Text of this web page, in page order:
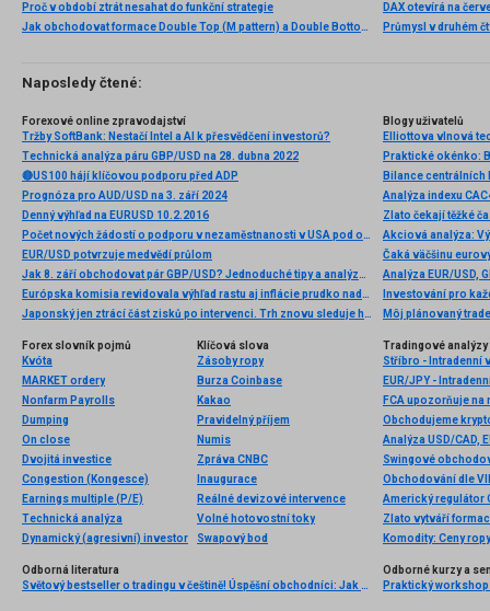
Proč v období ztrát nesahat do funkční strategie
Jak obchodovat formace Double Top (M pattern) a Double Bottom (W pattern)
Naposledy čtené:
Forexové online zpravodajství
Tržby SoftBank: Nestačí Intel a AI k přesvědčení investorů?
Technická analýza páru GBP/USD na 28. dubna 2022
🔴US100 hájí klíčovou podporu před ADP
Prognóza pro AUD/USD na 3. září 2024
Denný výhľad na EURUSD 10.2.2016
Počet nových žádostí o podporu v nezaměstnanosti v USA pod odhady; dolar posiluje 📈
EUR/USD potvrzuje medvědí průlom
Jak 8. září obchodovat pár GBP/USD? Jednoduché tipy a analýza obchodů pro začátečníky
Európska komisia revidovala výhľad rastu aj inflácie prudko nadol. Euro ostáva pod tlakom.
Japonský jen ztrácí část zisků po intervenci. Trh znovu sleduje hranici 158 USD/JPY 💴
Blogy uživatelů
Bilance centrálních
Analýza indexu
Zlato čekají těžké
Čaká väčšinu
Investování pro
Môj plánovaný
Forex slovník pojmů
Kvóta
MARKET ordery
Nonfarm Payrolls
Dumping
On close
Dvojitá investice
Congestion (Kongesce)
Earnings multiple (P/E)
Technická analýza
Dynamický (agresivní) investor
Klíčová slova
Zásoby ropy
Burza Coinbase
Kakao
Pravidelný příjem
Numis
Zpráva CNBC
Inaugurace
Reálné devizové intervence
Volné hotovostní toky
Swapový bod
Tradingové analýzy
Stříbro - Intradenní
EUR/JPY -
FCA upozorňuje
Analýza USD/CAD,
Swingové
Obchodování dle
Americký regulátor
Zlato vytváří
Komodity: Ceny
Odborná literatura
Světový bestseller o tradingu v češtině! Úspěšní obchodníci: Jak běžní lidé porážejí Wall Street v jeho vlastní hře
Odborné kurzy a